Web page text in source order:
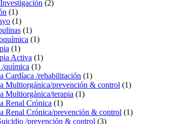
(2)
(1)
(1)
(1)
(1)
(1)
Activa (1)
/química (1)
Cardíaca /rehabilitación (1)
Multiorgánica/prevención & control (1)
Multiorgánica/terapia (1)
Renal Crónica (1)
Renal Crónica/prevención & control (1)
/prevención & control (3)